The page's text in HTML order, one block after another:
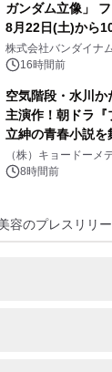
ガンダム立像」
8月22日(土)から
像『UNICORN
BEYOND
株式会社バンダイナ
16時間前
空気階段・水川
主演作！朝ドラ『
立紳の青春小説を
マジで来い』キー
（株）キョードーメ
8時間前
容のプレスリリ